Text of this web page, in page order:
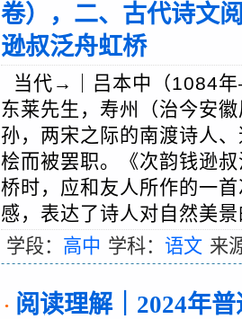
卷），二、古代诗文
逊叔泛舟虹桥
当代→｜吕本中（1084
东莱先生，寿州（治今安
孙，两宋之际的南渡诗人
桧而被罢职。《次韵钱逊
桥时，应和友人所作的一
感，表达了诗人对自然美
学段： 高中 学科： 语文 来
· 阅读理解｜2024年